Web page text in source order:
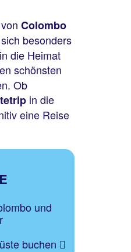
Colombo
besonders
die Heimat
schönsten
Ob
in die
eine Reise
und
buchen